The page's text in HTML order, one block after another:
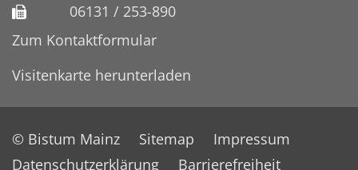
06131 / 253-890
Zum Kontaktformular
Visitenkarte herunterladen
© Bistum Mainz Sitemap
Impressum
Datenschutzerklärung
Barrierefreiheit